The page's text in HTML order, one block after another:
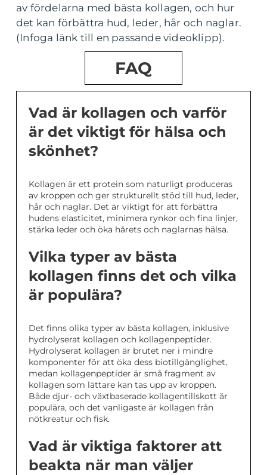
av fördelarna med bästa kollagen, och hur
det kan förbättra hud, leder, hår och naglar.
(Infoga länk till en passande videoklipp).
FAQ
Vad är kollagen och varför
är det viktigt för hälsa och
skönhet?
Kollagen är ett protein som naturligt produceras
av kroppen och ger strukturellt stöd till hud, leder,
hår och naglar. Det är viktigt för att förbättra
hudens elasticitet, minimera rynkor och fina linjer,
stärka leder och öka hårets och naglarnas hälsa.
Vilka typer av bästa
kollagen finns det och vilka
är populära?
Det finns olika typer av bästa kollagen, inklusive
hydrolyserat kollagen och kollagenpeptider.
Hydrolyserat kollagen är brutet ner i mindre
komponenter för att öka dess biotillgänglighet,
medan kollagenpeptider är små fragment av
kollagen som lättare kan tas upp av kroppen.
Både djur- och växtbaserade kollagentillskott är
populära, och det vanligaste är kollagen från
nötkreatur och fisk.
Vad är viktiga faktorer att
beakta när man väljer